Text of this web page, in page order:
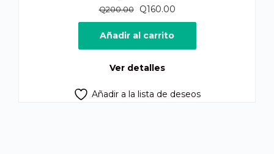
Q200.00
El
precio
original
era:
Q160.00El
precio
es:
Añadir al carrito
Ver detalles
Añadir a la lista de deseos